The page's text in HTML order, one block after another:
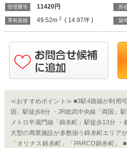
管理費等 11420円
専有面積 49.52m2 ( 14.97坪 )
所
築
≪おすすめポイント≫ ■3駅4路線が利用
国」駅徒歩8分 ・JR総武中央線「両国」
メトロ半蔵門線「錦糸町」駅徒歩13分
大型の商業施設が多数揃う錦糸町エリア
「オリナス錦糸町」「PARCO錦糸町」